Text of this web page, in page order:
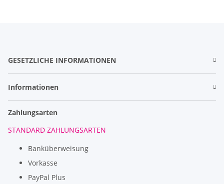
GESETZLICHE INFORMATIONEN
Informationen
Zahlungsarten
STANDARD ZAHLUNGSARTEN
Banküberweisung
Vorkasse
PayPal Plus